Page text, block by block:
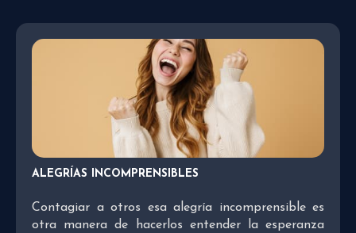
ALEGRÍAS INCOMPRENSIBLES
Contagiar a otros esa alegría incomprensible es
otra manera de hacerlos entender la esperanza